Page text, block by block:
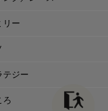
リー
テジー
ろ